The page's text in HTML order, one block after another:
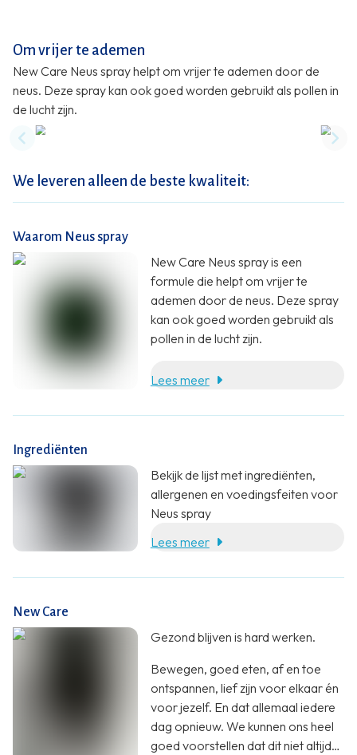
Om vrijer te ademen
New Care Neus spray helpt om vrijer te ademen door de
neus. Deze spray kan ook goed worden gebruikt als pollen in
de lucht zijn.
Previous slide
We leveren alleen de beste kwaliteit:
Waarom Neus spray
New Care Neus spray is een
formule die helpt om vrijer te
ademen door de neus. Deze spray
kan ook goed worden gebruikt als
pollen in de lucht zijn.
Lees meer
Ingrediënten
Bekijk de lijst met ingrediënten,
allergenen en voedingsfeiten voor
Neus spray
Lees meer
New Care
Gezond blijven is hard werken.
Bewegen, goed eten, af en toe
ontspannen, lief zijn voor elkaar én
voor jezelf. En dat allemaal iedere
dag opnieuw. We kunnen ons heel
goed voorstellen dat dit niet altijd